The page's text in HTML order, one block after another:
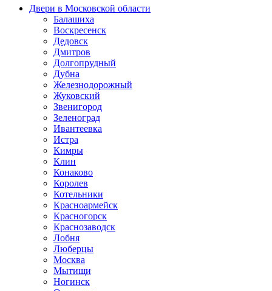
Двери в Московской области
Балашиха
Воскресенск
Дедовск
Дмитров
Долгопрудный
Дубна
Железнодорожный
Жуковский
Звенигород
Зеленоград
Ивантеевка
Истра
Кимры
Клин
Конаково
Королев
Котельники
Красноармейск
Красногорск
Краснозаводск
Лобня
Люберцы
Москва
Мытищи
Ногинск